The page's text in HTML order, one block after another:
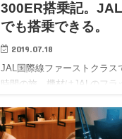
300ER搭乗記。
でも搭乗できる。
2019.07.18
JAL国際線ファーストクラス
時間の旅。機材はJALのフラ
いに人生初のJAL国際線フ